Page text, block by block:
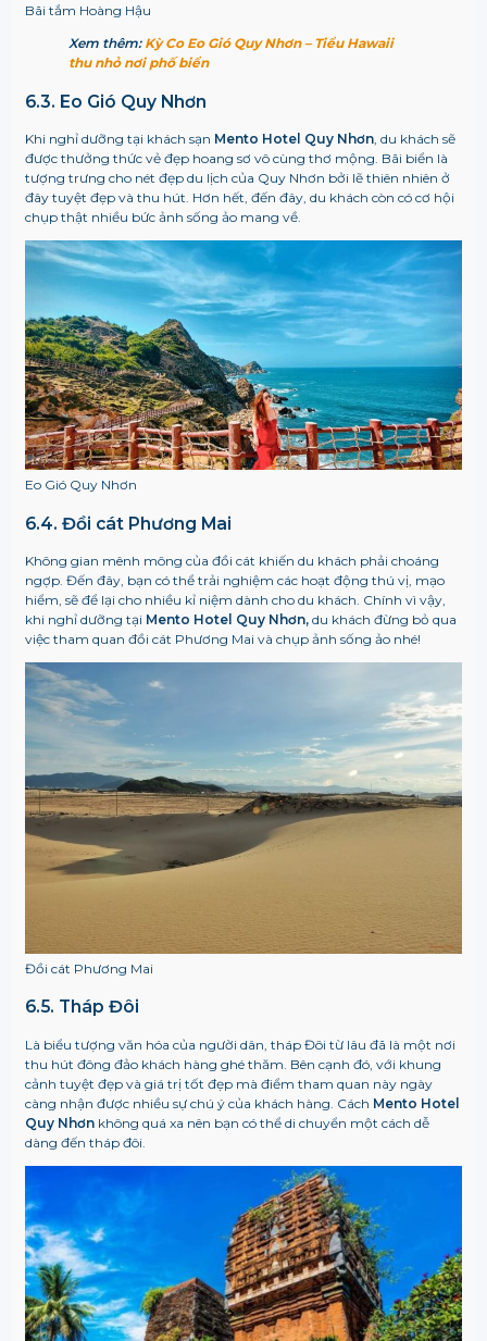
Bãi tắm Hoàng Hậu
Xem thêm: Kỳ Co Eo Gió Quy Nhơn – Tiểu Hawaii
thu nhỏ nơi phố biển
6.3. Eo Gió Quy Nhơn
Khi nghỉ dưỡng tại khách sạn Mento Hotel Quy Nhơn, du khách sẽ
được thưởng thức vẻ đẹp hoang sơ vô cùng thơ mộng. Bãi biển là
tượng trưng cho nét đẹp du lịch của Quy Nhơn bởi lẽ thiên nhiên ở
đây tuyệt đẹp và thu hút. Hơn hết, đến đây, du khách còn có cơ hội
chụp thật nhiều bức ảnh sống ảo mang về.
Eo Gió Quy Nhơn
6.4. Đồi cát Phương Mai
Không gian mênh mông của đồi cát khiến du khách phải choáng
ngợp. Đến đây, bạn có thể trải nghiệm các hoạt động thú vị, mạo
hiểm, sẽ để lại cho nhiều kỉ niệm dành cho du khách. Chính vì vậy,
khi nghỉ dưỡng tại Mento Hotel Quy Nhơn,du khách đừng bỏ qua
việc tham quan đồi cát Phương Mai và chụp ảnh sống ảo nhé!
Đồi cát Phương Mai
6.5. Tháp Đôi
Là biểu tượng văn hóa của người dân, tháp Đôi từ lâu đã là một nơi
thu hút đông đảo khách hàng ghé thăm. Bên cạnh đó, với khung
cảnh tuyệt đẹp và giá trị tốt đẹp mà điểm tham quan này ngày
càng nhận được nhiều sự chú ý của khách hàng. Cách Mento Hotel
Quy Nhơn không quá xa nên bạn có thể di chuyển một cách dễ
dàng đến tháp đôi.